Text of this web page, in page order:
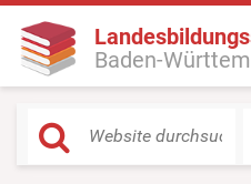
Baden-